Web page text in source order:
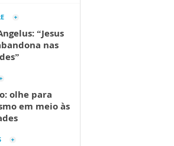
“Jesus
nas
olhe para
em meio às